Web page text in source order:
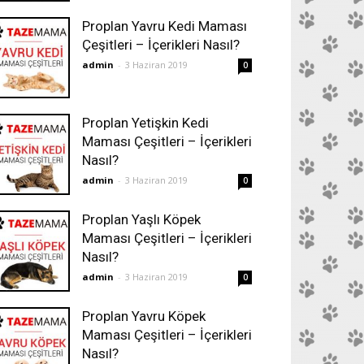
Proplan Yavru Kedi Maması
Çeşitleri – İçerikleri Nasıl?
admin - 3 Haziran 2019 0
Proplan Yetişkin Kedi
Maması Çeşitleri – İçerikleri
Nasıl?
admin - 3 Haziran 2019 0
Proplan Yaşlı Köpek
Maması Çeşitleri – İçerikleri
Nasıl?
admin - 3 Haziran 2019 0
Proplan Yavru Köpek
Maması Çeşitleri – İçerikleri
Nasıl?